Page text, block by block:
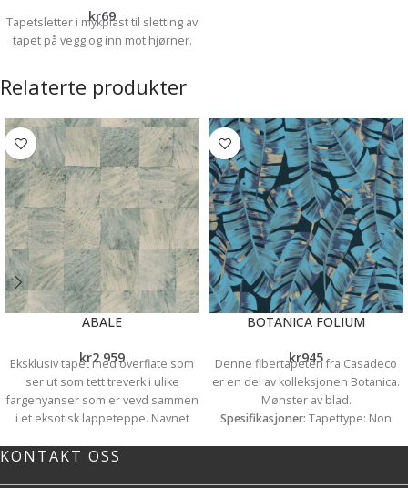
kr69
Tapetsletter i mykplast til sletting av
tapet på vegg og inn mot hjørner.
Relaterte produkter
ABALE
kr2 959
Eksklusiv tapet med overflate som
ser ut som tett treverk i ulike
fargenyanser som er vevd sammen
i et eksotisk lappeteppe. Navnet
tropisk tre i Afrikas regnskoger.
BOTANICA FOLIUM
kr945
Denne fibertapeten fra Casadeco
er en del av kolleksjonen Botanica.
Mønster av blad.
Spesifikasjoner: Tapettype: Non
KONTAKT OSS